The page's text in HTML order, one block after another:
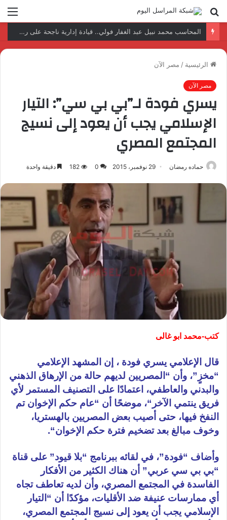
بحث
عن
نتائج إيجابية بعد زيارة وفد الجامعة المصرية النتائج إيجابية بعد زيارة وفد الجامعة المصرية الروسية لمصنع الإلكترونياتروسية لمصنع الإلكترونيات
الرئيسية / مصر الآن
مصر الآن
يسري فودة لـ”بي بي سي”: التيار
الإسلامي يجب أن يعود إلى نسيج
المجتمع المصري
حماده رمضان 29 نوفمبر، 2015 0
182 دقيقة واحدة
كتب-محمد ابو غالى
قال الإعلامي يسري فودة ، إن المشهد الإعلامي
“مخزٍ”، وأن “المصريين لديهم حالة من الإرهاق الذهني
والبدني والعاطفي، اعتمادًا على التصنيف المستمر لأي
فريق ينتمي الآخر “، موضحًا أن “عام حكم الإخوان تم
النفخ فيها، حتى أصيب بعض المصريين بالهستريا،
وخوف مبالغ بعد تضخيم فترة حكم
الإخوان“.
وأضاف “فودة”، في لقائه ببرنامج “بلا قيود” على قناة
“بي بي سي عربي” أن هناك الكثير من الأفكار
الفاسدة في المجتمع المصري، وأن لديه تعاطف تجاه
أي ممارسات عنيفة ضد الأقليات، مؤكدًا أن “التيار
الإسلامي يجب أن يعود إلى نسيج المجتمع المصري،